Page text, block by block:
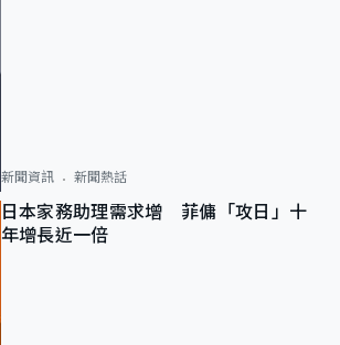
新聞資訊 新聞熱話
日本家務助理需求增 菲傭「攻日」十
年增長近一倍